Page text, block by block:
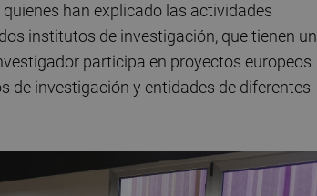
quienes han explicado las actividades
institutos de investigación, que tienen
participa en proyectos europeos
investigación y entidades de diferentes